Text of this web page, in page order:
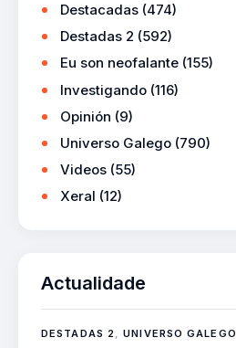
Destacadas (474)
Destadas 2 (592)
Eu son neofalante (155)
Investigando (116)
Opinión (9)
Universo Galego (790)
Videos (55)
Xeral (12)
Actualidade
DESTADAS 2,UNIVERSO GALEGO